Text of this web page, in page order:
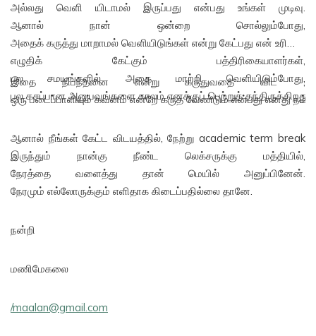
அல்லது வெளி யிடாமல் இருப்பது என்பது உங்கள் முடிவு.
ஆனால் நான் ஒன்றை சொல்லும்போது,
அதைக் கருத்து மாறாமல் வெளியிடுங்கள் என்று கேட்பது என் உரிமை
எழுதிக் கேட்கும் பத்திரிகையாளர்கள்,
பல சமயங்களில் அதை மாற்றி வெளியிடும்போது,
பல கசப்பான அனுபவங்களை காலம் எனக்குப் பெற்றுத் தந்திருக்கிறது.
இதை நிபந்தனை என்று கருதுவதை விட ,
ஒரு படைப்பாளியும் கவனம் என்றே கருத வேண்டும் என்பது எனது
ஆனால் நீங்கள் கேட்ட விடயத்தில், நேற்று academic term break
இருந்தும் நான்கு நீண்ட லெக்சருக்கு மத்தியில்,
நேரத்தை வளைத்து தான் மெயில் அனுப்பினேன்.
நேரமும் எல்லோருக்கும் எளிதாக கிடைப்பதில்லை தானே.
நன்றி
மணிமேகலை
/maalan@gmail.com